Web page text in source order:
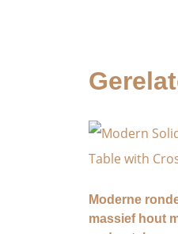
Moderne
massief hout